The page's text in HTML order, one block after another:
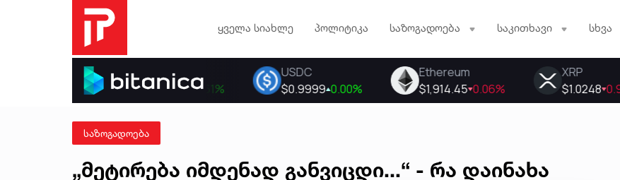
ყველა სიახლე პოლიტიკა საზოგადოება საკითხავი სხვა
საზოგადოება
„მეტირება იმდენად განვიცდი...“ - რა დაინახა